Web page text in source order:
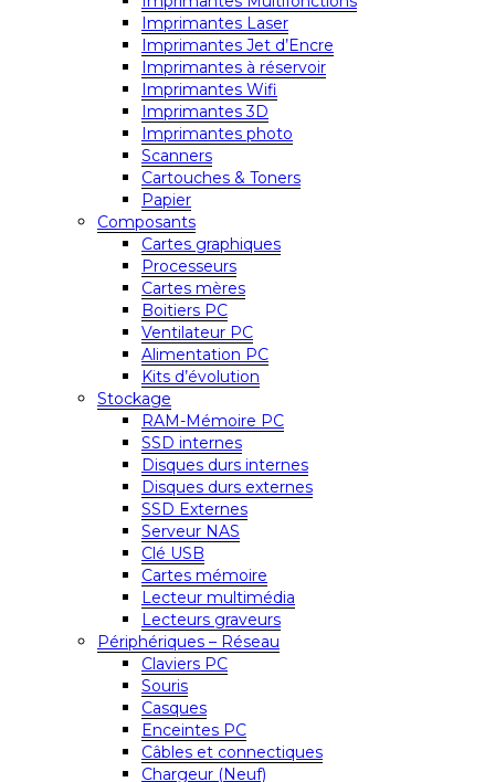
Imprimantes Laser
Imprimantes Jet d’Encre
Imprimantes à réservoir
Imprimantes Wifi
Imprimantes 3D
Imprimantes photo
Scanners
Cartouches & Toners
Papier
Composants
Cartes graphiques
Processeurs
Cartes mères
Boitiers PC
Ventilateur PC
Alimentation PC
Kits d’évolution
Stockage
RAM-Mémoire PC
SSD internes
Disques durs internes
Disques durs externes
SSD Externes
Serveur NAS
Clé USB
Cartes mémoire
Lecteur multimédia
Lecteurs graveurs
Périphériques – Réseau
Claviers PC
Souris
Casques
Enceintes PC
Câbles et connectiques
Chargeur (Neuf)